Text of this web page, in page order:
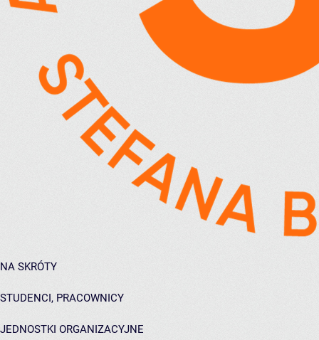
NA SKRÓTY
STUDENCI, PRACOWNICY
JEDNOSTKI ORGANIZACYJNE